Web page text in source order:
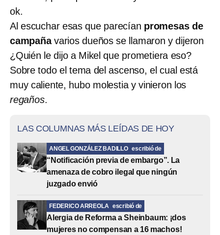
ok.
Al escuchar esas que parecían promesas de
campañavarios dueños se llamaron y dijeron
¿Quién le dijo a Mikel que prometiera eso?
Sobre todo el tema del ascenso, el cual está
muy caliente, hubo molestia y vinieron los
regaños.
LAS COLUMNAS MÁS LEÍDAS DE HOY
ANGEL GONZÁLEZ BADILLO escribió de
“Notificación previa de embargo”. La
amenaza de cobro ilegal que ningún
juzgado envió
FEDERICO ARREOLA escribió de
Alergia de Reforma a Sheinbaum: ¡dos
mujeres no compensan a 16 machos!